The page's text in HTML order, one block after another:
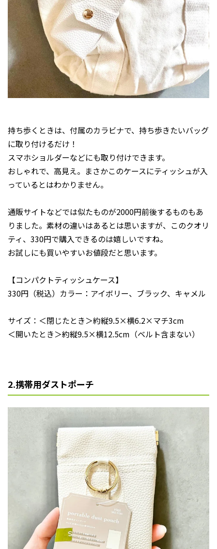
持ち歩くときは、付属のカラビナで、持ち歩きたいバッグ
に取り付けるだけ！
スマホショルダーなどにも取り付けできます。
おしゃれで、高見え。まさかこのケースにティッシュが入
っているとはわかりません。
通販サイトなどでは似たものが2000円前後するものもあ
りました。素材の違いはあるとは思いますが、このクオリ
ティ、330円で購入できるのは嬉しいですね。
お試しにも買いやすいお値段だと思います。
【コンパクトティッシュケース】
330円（税込）カラー：アイボリー、ブラック、キャメル
サイズ：＜閉じたとき＞約縦9.5×横6.2×マチ3cm
＜開いたとき＞約縦9.5×横12.5cm（ベルト含まない）
2.携帯用ダストポーチ